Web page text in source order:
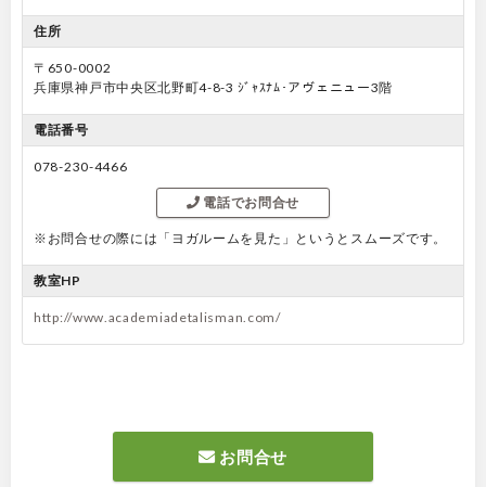
住所
〒650-0002
兵庫県神戸市中央区北野町4-8-3 ｼﾞｬｽﾅﾑ･アヴェニュー3階
電話番号
078-230-4466
電話でお問合せ
※お問合せの際には「ヨガルームを見た」というとスムーズです。
教室HP
http://www.academiadetalisman.com/
お問合せ